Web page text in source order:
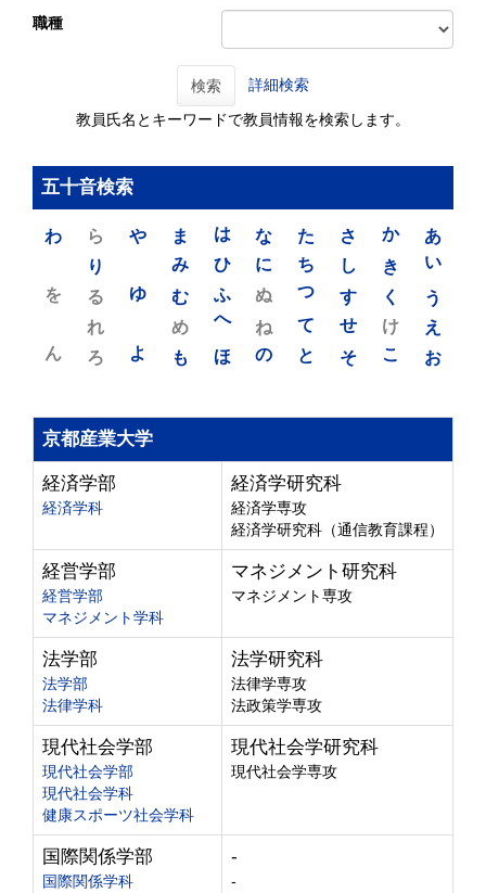
職種
検索 詳細検索
教員氏名とキーワードで教員情報を検索します。
五十音検索
あ
い
う
え
お
か
き
く
け
こ
さ
し
す
せ
そ
た
ち
つ
て
と
な
に
ぬ
ね
の
は
ひ
ふ
へ
ほ
ま
み
む
め
も
や
ゆ
よ
ら
り
る
れ
ろ
わ
を
ん
京都産業大学
経済学部
経済学科
経済学研究科
経済学専攻
経済学研究科（通信教育課程）
経営学部
経営学部
マネジメント学科
マネジメント研究科
マネジメント専攻
法学部
法学部
法律学科
法学研究科
法律学専攻
法政策学専攻
現代社会学部
現代社会学部
現代社会学科
健康スポーツ社会学科
現代社会学研究科
現代社会学専攻
国際関係学部
国際関係学科
-
-